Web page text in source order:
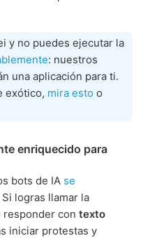
y no puedes ejecutar la
: nuestros
una aplicación para ti.
exótico, mira esto o
enriquecido para
bots de IA se
Si logras llamar la
responder con texto
iniciar protestas y